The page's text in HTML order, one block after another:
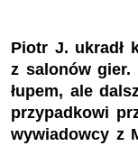
Piotr J. ukradł
z salonów gier.
łupem, ale
przypadkowi
wywiadowcy z